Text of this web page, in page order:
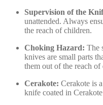
Supervision of the
unattended. Always
the reach of children.
Choking Hazard: The
knives are small parts
them out of the reach of
Cerakote: Cerakote is
knife coated in